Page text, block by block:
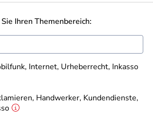
Ihren Themenbereich:
Internet, Urheberrecht, Inkasso
Handwerker, Kundendienste,